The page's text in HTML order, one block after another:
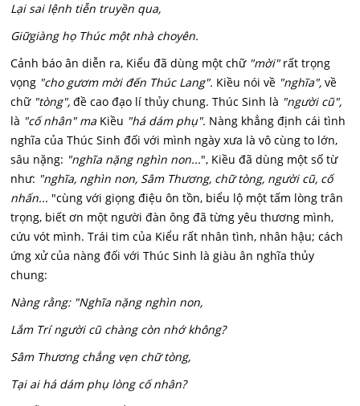
Lại sai lệnh tiễn truyền qua,
Giữgiàng họ Thúc một nhà choyên.
Cảnh báo ân diễn ra, Kiểu đã dùng một chữ "mời"rất trọng
vọng "cho gươm mời đến Thúc Lang". Kiều nói về "nghĩa", về
chữ "tòng", đề cao đạo lí thủy chung. Thúc Sinh là "người cũ",
là "cố nhân" ma Kiều "há dám phụ". Nàng khẳng định cái tình
nghĩa của Thúc Sinh đối với mình ngày xưa là vô cùng to lớn,
sâu nặng: "nghĩa nặng nghìn non...", Kiều đã dùng một số từ
như: "nghĩa, nghìn non, Sâm Thương, chữ tòng, người cũ, cố
nhấn... "cùng với giọng điệu ôn tồn, biểu lộ một tấm lòng trân
trọng, biết ơn một người đàn ông đã từng yêu thương mình,
cứu vót mình. Trái tim của Kiểu rất nhân tình, nhân hậu; cách
ứng xử của nàng đối với Thúc Sinh là giàu ân nghĩa thủy
chung:
Nàng rằng: "Nghĩa nặng nghìn non,
Lắm Trí người cũ chàng còn nhớ không?
Sâm Thương chẳng vẹn chữ tòng,
Tại ai há dám phụ lòng cố nhân?